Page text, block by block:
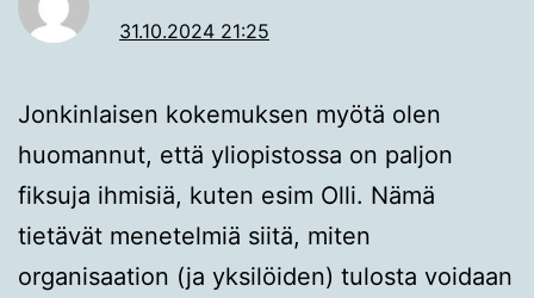
31.10.2024 21:25
Jonkinlaisen kokemuksen myötä olen
huomannut, että yliopistossa on paljon
fiksuja ihmisiä, kuten esim Olli. Nämä
tietävät menetelmiä siitä, miten
organisaation (ja yksilöiden) tulosta voidaan